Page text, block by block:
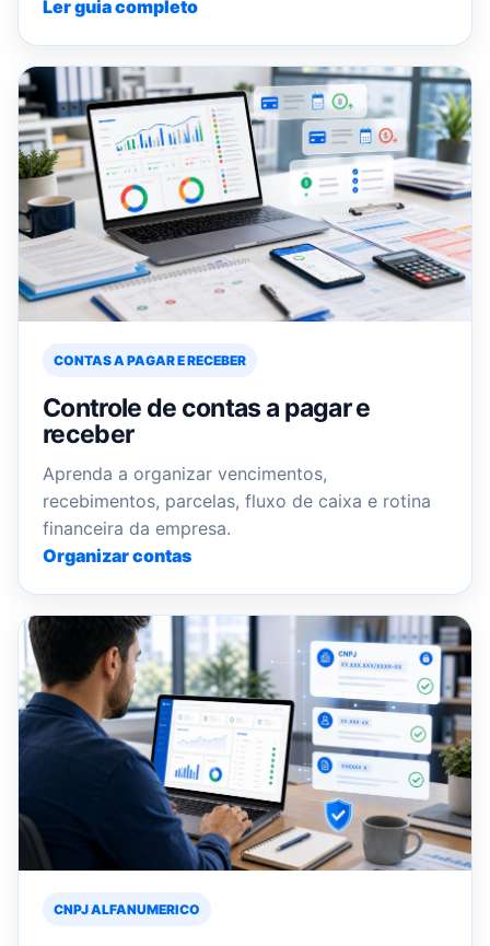
Ler guia completo
CONTAS A PAGAR E RECEBER
Controle de contas a pagar e
receber
Aprenda a organizar vencimentos,
recebimentos, parcelas, fluxo de caixa e rotina
financeira da empresa.
Organizar contas
CNPJ ALFANUMERICO